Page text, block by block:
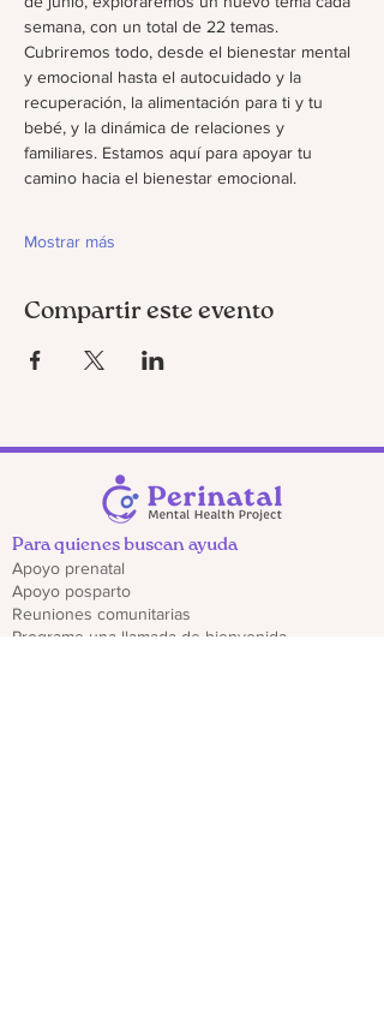
semana, con un total de 22 temas.
Cubriremos todo, desde el bienestar mental
y emocional hasta el autocuidado y la
recuperación, la alimentación para ti y tu
bebé, y la dinámica de relaciones y
familiares. Estamos aquí para apoyar tu
camino hacia el bienestar emocional.
Mostrar más
Compartir este evento
Para quienes buscan ayuda
Apoyo prenatal
Apoyo posparto
Reuniones comunitarias
Programe una llamada de bienvenida